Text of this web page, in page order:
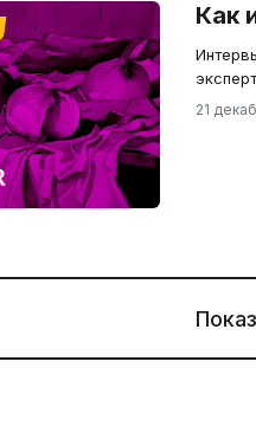
Как
21